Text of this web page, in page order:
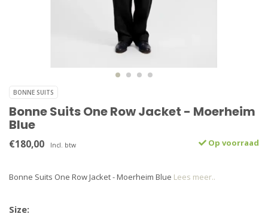
BONNE SUITS
Bonne Suits One Row Jacket - Moerheim
Blue
€180,00 Incl. btw Op voorraad
Bonne Suits One Row Jacket - Moerheim Blue Lees meer..
Size: